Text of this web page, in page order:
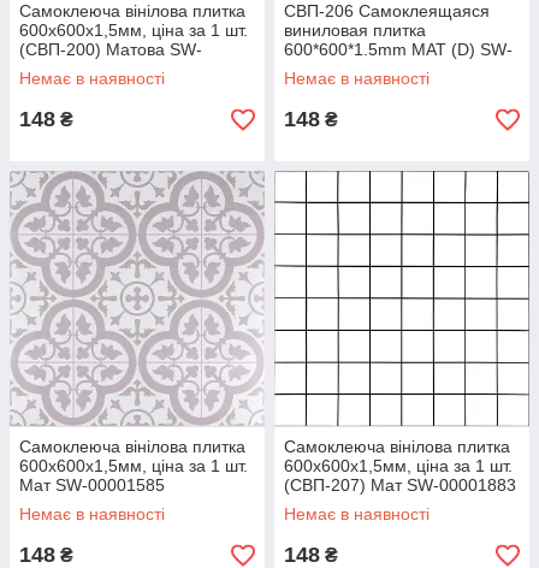
Самоклеюча вінілова плитка
600х600х1,5мм, ціна за 1 шт.
(СВП-200) Матова SW-
00000507
Немає в наявності
148 ₴
СВП-206 Самоклеящаяся
виниловая плитка
600*600*1.5mm МАТ (D) SW-
00000876
Немає в наявності
148 ₴
Самоклеюча вінілова плитка
600х600х1,5мм, ціна за 1 шт.
Мат SW-00001585
Немає в наявності
148 ₴
Самоклеюча вінілова плитка
600х600х1,5мм, ціна за 1 шт.
(СВП-207) Мат SW-00001883
Немає в наявності
148 ₴